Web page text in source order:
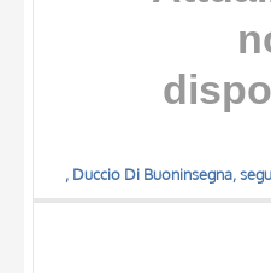
, Duccio Di Buoninsegna,